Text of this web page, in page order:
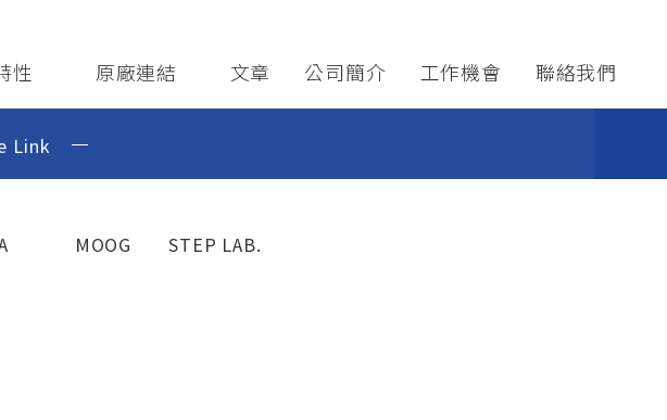
性 原廠連結 文章 公司簡介 工作機會 聯絡我們
Link
MOOG STEP LAB.